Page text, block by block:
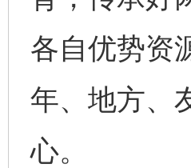
各自优势资
年、地方、
心。